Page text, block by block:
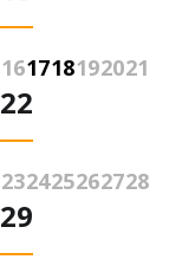
161718192021
22
232425262728
29